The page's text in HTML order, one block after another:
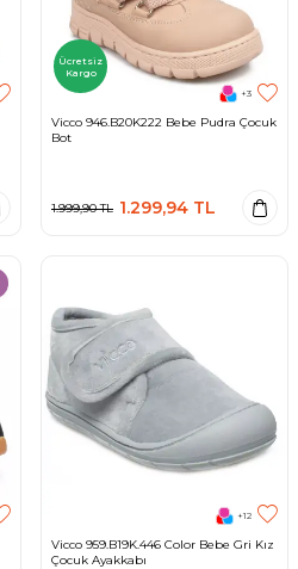
Ücretsiz
Kargo
+3
Vicco 946.B20K222 Bebe Pudra Çocuk
Bot
1.999,90TL 1.299,94 TL
+12
Vicco 959.B19K.446 Color Bebe Gri Kız
Çocuk Ayakkabı